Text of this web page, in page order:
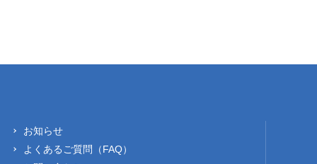
お知らせ
よくあるご質問（FAQ）